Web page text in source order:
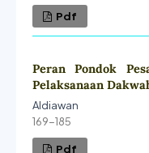
Pdf
Peran Pondok
Pelaksanaan
Aldiawan
169-185
Pdf